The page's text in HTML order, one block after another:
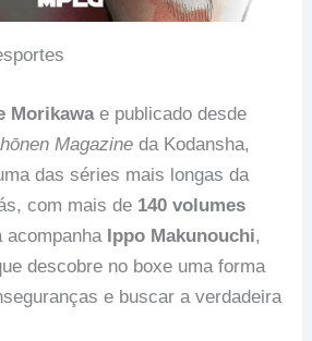
Morikawae publicado desde
Magazine da Kodansha,
das séries mais longas da
com mais de 140 volumes
acompanha Ippo Makunouchi,
descobre no boxe uma forma
e buscar a verdadeira